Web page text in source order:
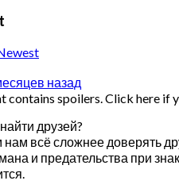
назад
contains spoilers.Click here if
друзей?
всё сложнее доверять
и предательства при